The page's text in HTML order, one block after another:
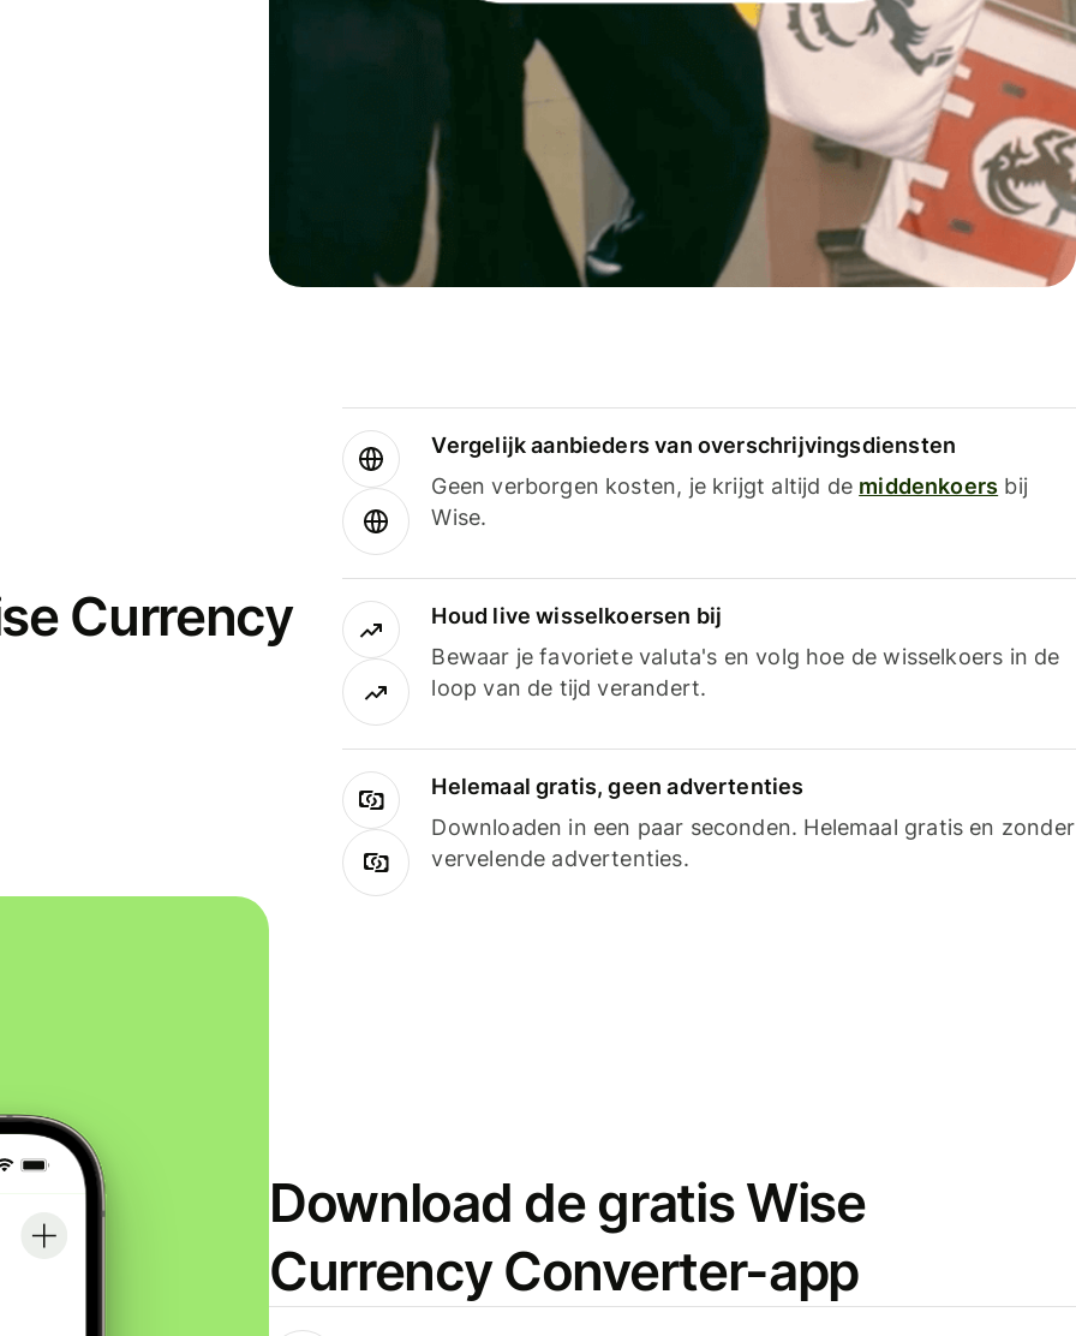
Currency
Vergelijk aanbieders van overschrijvingsdiensten
Geen verborgen kosten, je krijgt altijd de middenkoers bij
Wise.
Houd live wisselkoersen bij
Bewaar je favoriete valuta's en volg hoe de wisselkoers in de
loop van de tijd verandert.
Helemaal gratis, geen advertenties
Downloaden in een paar seconden. Helemaal gratis en zonder
vervelende advertenties.
Download de gratis Wise
Currency Converter-app